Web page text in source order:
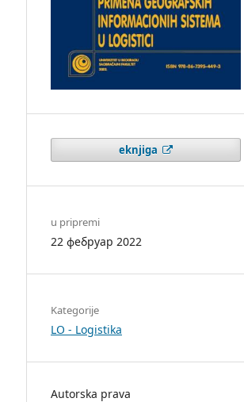
eknjiga
u pripremi
22 фебруар 2022
Kategorije
LO - Logistika
Autorska prava